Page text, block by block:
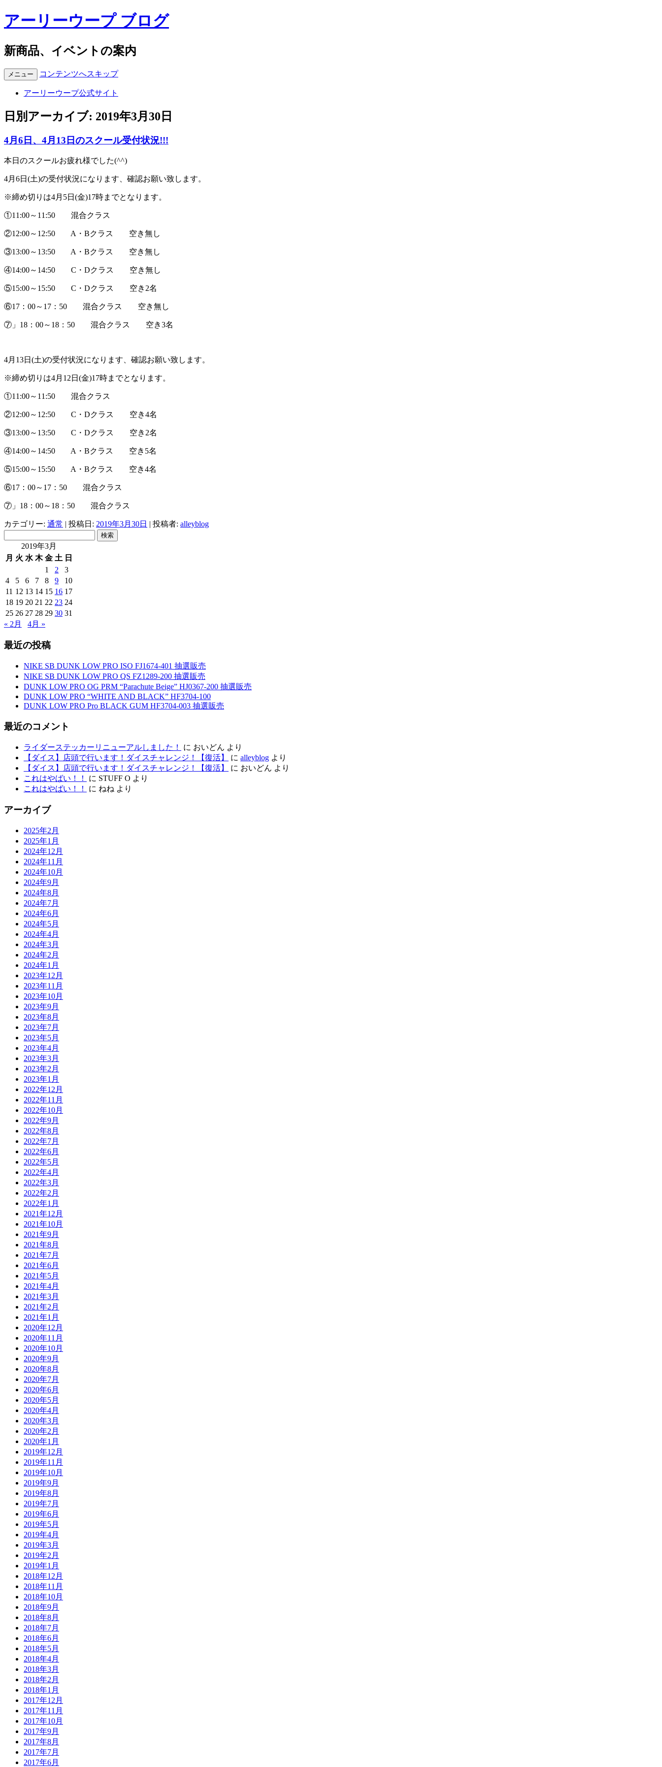
アーリーウープ ブログ
新商品、イベントの案内
メニュー コンテンツへスキップ
アーリーウープ公式サイト
日別アーカイブ: 2019年3月30日
4月6日、4月13日のスクール受付状況!!!
本日のスクールお疲れ様でした(^^)
4月6日(土)の受付状況になります、確認お願い致します。
※締め切りは4月5日(金)17時までとなります。
①11:00～11:50 混合クラス
②12:00～12:50 A・Bクラス 空き無し
③13:00～13:50 A・Bクラス 空き無し
④14:00～14:50 C・Dクラス 空き無し
⑤15:00～15:50 C・Dクラス 空き2名
⑥17：00～17：50 混合クラス 空き無し
⑦」18：00～18：50 混合クラス 空き3名
4月13日(土)の受付状況になります、確認お願い致します。
※締め切りは4月12日(金)17時までとなります。
①11:00～11:50 混合クラス
②12:00～12:50 C・Dクラス 空き4名
③13:00～13:50 C・Dクラス 空き2名
④14:00～14:50 A・Bクラス 空き5名
⑤15:00～15:50 A・Bクラス 空き4名
⑥17：00～17：50 混合クラス
⑦」18：00～18：50 混合クラス
カテゴリー: 通常 | 投稿日: 2019年3月30日 | 投稿者: alleyblog
2019年3月
月 火 水 木 金 土 日
1
2
3
4
5 6 7 8 9
10
11 12 13 14 15 16 17
18 19 20 21 22 23 24
25 26 27 28 29 30 31
« 2月
4月 »
最近の投稿
NIKE SB DUNK LOW PRO ISO FJ1674-401 抽選販売
NIKE SB DUNK LOW PRO QS FZ1289-200 抽選販売
DUNK LOW PRO OG PRM “Parachute Beige” HJ0367-200 抽選販売
DUNK LOW PRO “WHITE AND BLACK” HF3704-100
DUNK LOW PRO Pro BLACK GUM HF3704-003 抽選販売
最近のコメント
ライダーステッカーリニューアルしました！ に おいどん より
【ダイス】店頭で行います！ダイスチャレンジ！【復活】
に alleyblog より
【ダイス】店頭で行います！ダイスチャレンジ！【復活】
に おいどん より
これはやばい！！
に STUFF O より
これはやばい！！
に ねね より
アーカイブ
2025年2月
2025年1月
2024年12月
2024年11月
2024年10月
2024年9月
2024年8月
2024年7月
2024年6月
2024年5月
2024年4月
2024年3月
2024年2月
2024年1月
2023年12月
2023年11月
2023年10月
2023年9月
2023年8月
2023年7月
2023年5月
2023年4月
2023年3月
2023年2月
2023年1月
2022年12月
2022年11月
2022年10月
2022年9月
2022年8月
2022年7月
2022年6月
2022年5月
2022年4月
2022年3月
2022年2月
2022年1月
2021年12月
2021年10月
2021年9月
2021年8月
2021年7月
2021年6月
2021年5月
2021年4月
2021年3月
2021年2月
2021年1月
2020年12月
2020年11月
2020年10月
2020年9月
2020年8月
2020年7月
2020年6月
2020年5月
2020年4月
2020年3月
2020年2月
2020年1月
2019年12月
2019年11月
2019年10月
2019年9月
2019年8月
2019年7月
2019年6月
2019年5月
2019年4月
2019年3月
2019年2月
2019年1月
2018年12月
2018年11月
2018年10月
2018年9月
2018年8月
2018年7月
2018年6月
2018年5月
2018年4月
2018年3月
2018年2月
2018年1月
2017年12月
2017年11月
2017年10月
2017年9月
2017年8月
2017年7月
2017年6月